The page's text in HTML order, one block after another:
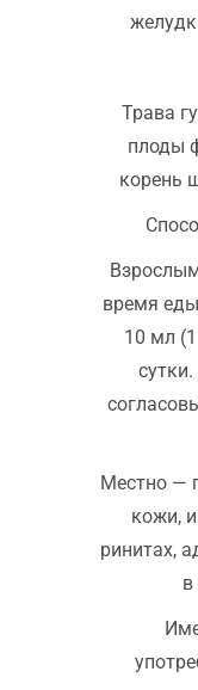
Трава
плоды
корень
время
10 мл
Местно —
кожи,
ринитах,
в